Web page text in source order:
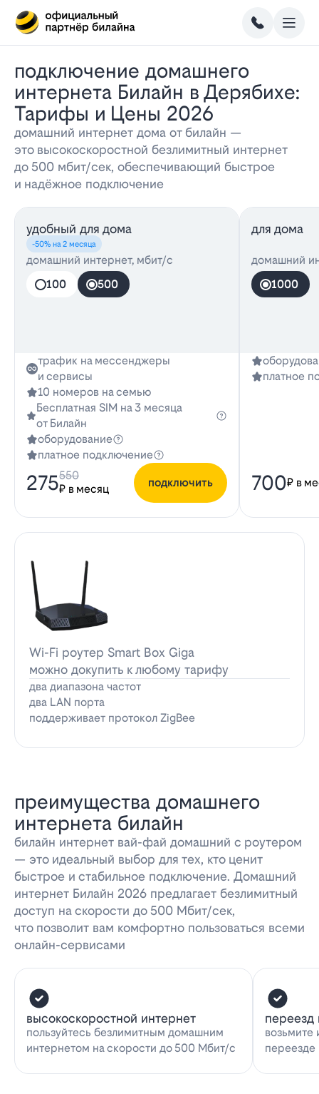
Подключение домашнего
интернета Билайн в Дерябихе:
Тарифы и Цены 2026
домашний интернет дома от билайн —
это высокоскоростной безлимитный интернет
до 500 мбит/сек, обеспечивающий быстрое
и надёжное подключение
удобный для дома
-50% на 2 месяца
домашний интернет, мбит/с
100
500
трафик на мессенджеры
и сервисы
10 номеров на семью
Бесплатная SIM на 3 месяца
от Билайн
оборудование
платное подключение
275₽ в месяц
550
подключить
для дома
домашний
1000
платное
700₽ в
Wi-Fi роутер Smart Box Giga
можно докупить к любому тарифу
два диапазона частот
два LAN порта
поддерживает протокол ZigBee
преимущества домашнего
интернета билайн
билайн интернет вай-фай домашний с роутером
— это идеальный выбор для тех, кто ценит
быстрое и стабильное подключение. Домашний
интернет Билайн 2026 предлагает безлимитный
доступ на скорости до 500 Мбит/сек,
что позволит вам комфортно пользоваться всеми
онлайн-сервисами
высокоскоростной интернет
пользуйтесь безлимитным домашним
интернетом на скорости до 500 Мбит/с
переезд
возьмите
переезде